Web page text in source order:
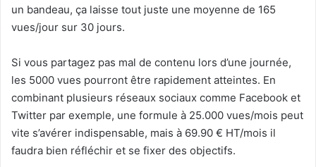
un bandeau, ça laisse tout juste une moyenne de 165
vues/jour sur 30 jours.
Si vous partagez pas mal de contenu lors d’une journée,
les 5000 vues pourront être rapidement atteintes. En
combinant plusieurs réseaux sociaux comme Facebook et
Twitter par exemple, une formule à 25.000 vues/mois peut
vite s’avérer indispensable, mais à 69.90 € HT/mois il
faudra bien réfléchir et se fixer des objectifs.